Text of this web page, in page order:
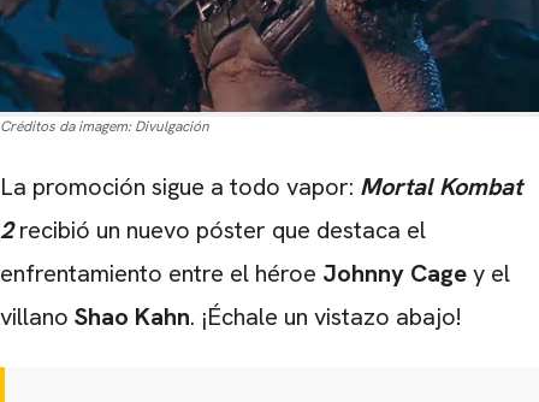
Créditos da imagem: Divulgación
La promoción sigue a todo vapor: Mortal Kombat
2recibió un nuevo póster que destaca el
enfrentamiento entre el héroe Johnny Cagey el
villano Shao Kahn. ¡Échale un vistazo abajo!